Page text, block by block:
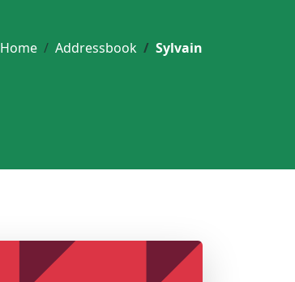
Home Addressbook Sylvain